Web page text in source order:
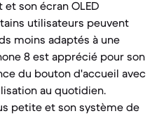
son écran OLED
utilisateurs peuvent
moins adaptés à une
8 est apprécié pour son
du bouton d'accueil avec
au quotidien.
petite et son système de